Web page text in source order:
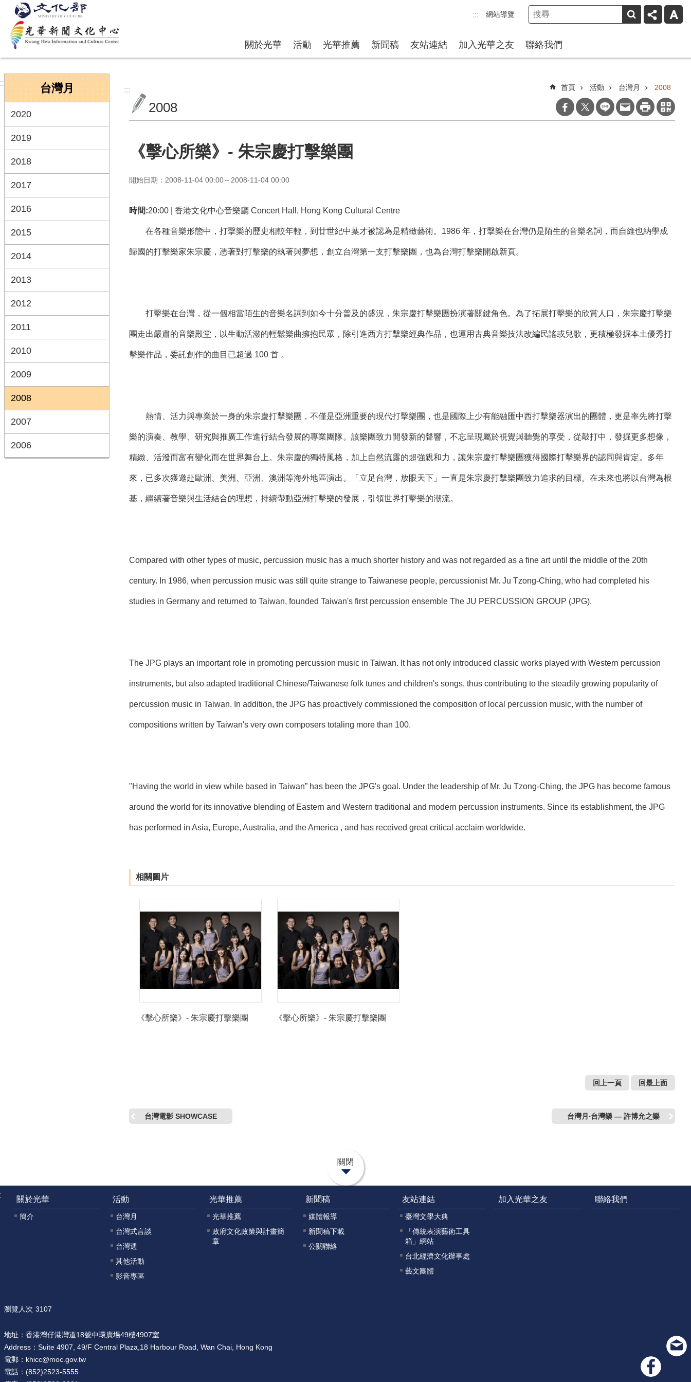
跳到主要內容區塊
::: 網站導覽
關於光華 活動 光華推薦 新聞稿 友站連結 加入光華之友 聯絡我們
台灣月
2020
2019
2018
2017
2016
2015
2014
2013
2012
2011
2010
2009
2008
2007
2006
::: 首頁 活動 台灣月 2008
2008
《擊心所樂》- 朱宗慶打擊樂團
開始日期：2008-11-04 00:00～2008-11-04 00:00
時間:20:00 | 香港文化中心音樂廳 Concert Hall, Hong Kong Cultural Centre
在各種音樂形態中，打擊樂的歷史相較年輕，到廿世紀中葉才被認為是精緻藝術。1986 年，打擊樂在台灣仍是陌生的音樂名詞，而自維也納學成
歸國的打擊樂家朱宗慶，憑著對打擊樂的執著與夢想，創立台灣第一支打擊樂團，也為台灣打擊樂開啟新頁。
打擊樂在台灣，從一個相當陌生的音樂名詞到如今十分普及的盛況，朱宗慶打擊樂團扮演著關鍵角色。為了拓展打擊樂的欣賞人口，朱宗慶打擊樂
團走出嚴肅的音樂殿堂，以生動活潑的輕鬆樂曲擁抱民眾，除引進西方打擊樂經典作品，也運用古典音樂技法改編民謠或兒歌，更積極發掘本土優秀打
擊樂作品，委託創作的曲目已超過 100 首 。
熱情、活力與專業於一身的朱宗慶打擊樂團，不僅是亞洲重要的現代打擊樂團，也是國際上少有能融匯中西打擊樂器演出的團體，更是率先將打擊
樂的演奏、教學、研究與推廣工作進行結合發展的專業團隊。該樂團致力開發新的聲響，不忘呈現屬於視覺與聽覺的享受，從敲打中，發掘更多想像，
精緻、活潑而富有變化而在世界舞台上。朱宗慶的獨特風格，加上自然流露的超強親和力，讓朱宗慶打擊樂團獲得國際打擊樂界的認同與肯定。多年
來，已多次獲邀赴歐洲、美洲、亞洲、澳洲等海外地區演出。「立足台灣，放眼天下」一直是朱宗慶打擊樂團致力追求的目標。在未來也將以台灣為根
基，繼續著音樂與生活結合的理想，持續帶動亞洲打擊樂的發展，引領世界打擊樂的潮流。
Compared with other types of music, percussion music has a much shorter history and was not regarded as a fine art until the middle of the 20th
century. In 1986, when percussion music was still quite strange to Taiwanese people, percussionist Mr. Ju Tzong-Ching, who had completed his
studies in Germany and returned to Taiwan, founded Taiwan's first percussion ensemble The JU PERCUSSION GROUP (JPG).
The JPG plays an important role in promoting percussion music in Taiwan. It has not only introduced classic works played with Western percussion
instruments, but also adapted traditional Chinese/Taiwanese folk tunes and children's songs, thus contributing to the steadily growing popularity of
percussion music in Taiwan. In addition, the JPG has proactively commissioned the composition of local percussion music, with the number of
compositions written by Taiwan's very own composers totaling more than 100.
"Having the world in view while based in Taiwan” has been the JPG's goal. Under the leadership of Mr. Ju Tzong-Ching, the JPG has become famous
around the world for its innovative blending of Eastern and Western traditional and modern percussion instruments. Since its establishment, the JPG
has performed in Asia, Europe, Australia, and the America , and has received great critical acclaim worldwide.
相關圖片
《擊心所樂》- 朱宗慶打擊樂團 《擊心所樂》- 朱宗慶打擊樂團
回上一頁 回最上面
台灣電影 SHOWCASE 台灣月‧台灣樂 — 許博允之樂
關閉
關於光華
簡介
活動
台灣月
台灣式言談
台灣週
其他活動
影音專區
光華推薦
光華推薦
政府文化政策與計畫簡
章
新聞稿
媒體報導
新聞稿下載
公關聯絡
友站連結
臺灣文學大典
「傳統表演藝術工具
箱」網站
台北經濟文化辦事處
藝文團體
加入光華之友 聯絡我們
瀏覽人次 3107
地址： 香港灣仔港灣道18號中環廣場49樓4907室
Address： Suite 4907, 49/F Central Plaza,18 Harbour Road, Wan Chai, Hong Kong
電郵： khicc@moc.gov.tw
電話： (852)2523-5555